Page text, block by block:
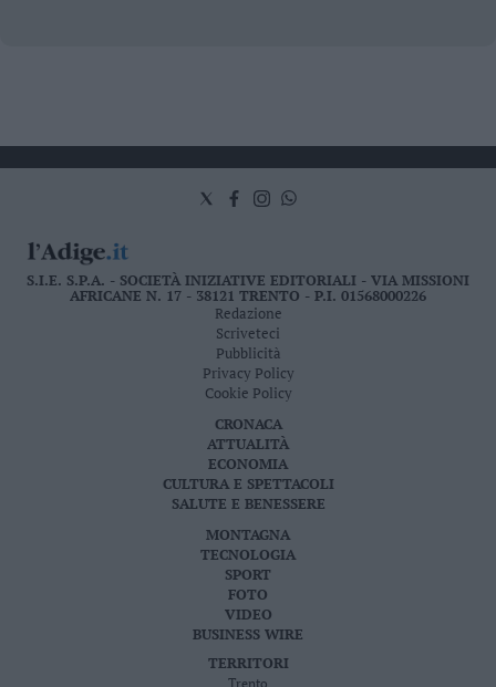
S.I.E. S.P.A. - SOCIETÀ INIZIATIVE EDITORIALI - VIA MISSIONI
AFRICANE N. 17 - 38121 TRENTO - P.I. 01568000226
Redazione
Scriveteci
Pubblicità
Privacy Policy
Cookie Policy
CRONACA
ATTUALITÀ
ECONOMIA
CULTURA E SPETTACOLI
SALUTE E BENESSERE
MONTAGNA
TECNOLOGIA
SPORT
FOTO
VIDEO
BUSINESS WIRE
TERRITORI
Trento